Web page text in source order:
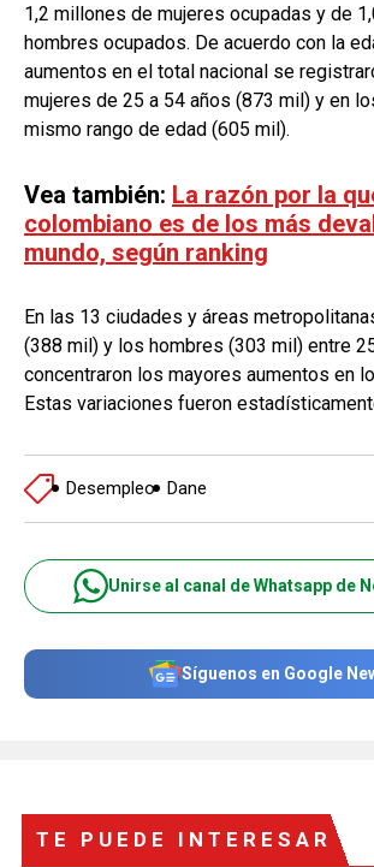
1,2 millones de mujeres ocupadas y de
hombres ocupados. De acuerdo con la
aumentos en el total nacional se
mujeres de 25 a 54 años (873 mil) y en
mismo rango de edad (605 mil).
Vea también: La razón por la
colombiano es de los más
mundo, según ranking
En las 13 ciudades y áreas
(388 mil) y los hombres (303 mil) entre
concentraron los mayores aumentos en
Estas variaciones fueron
Desempleo Dane
Unirse al canal de Whatsapp de
Síguenos en Google
TE PUEDE INTERESAR